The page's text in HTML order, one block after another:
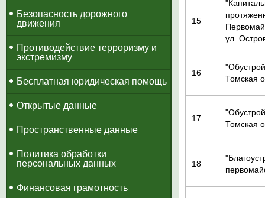
Безопасность дорожного
движения
Противодействие терроризму и
экстремизму
Бесплатная юридическая помощь
Открытые данные
Пространственные данные
Политика обработки
персональных данных
Финансовая грамотность
15
ул.
16
Томская
17
Томская
18